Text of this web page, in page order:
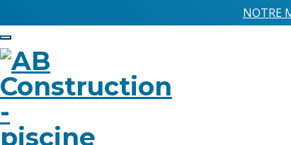
NOTRE
Toggle
navigation